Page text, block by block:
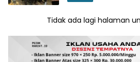
Tidak ada lagi halaman